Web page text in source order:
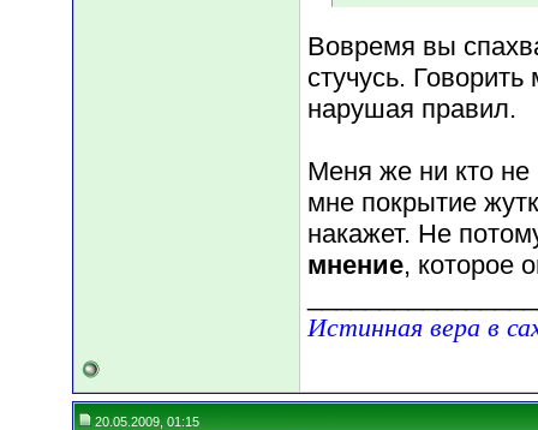
Вовремя вы
стучусь.
нарушая правил.
Меня же ни кто не
мне покрытие
накажет. Не
мнение, которое
Истинная вера в
20.05.2009, 01:15